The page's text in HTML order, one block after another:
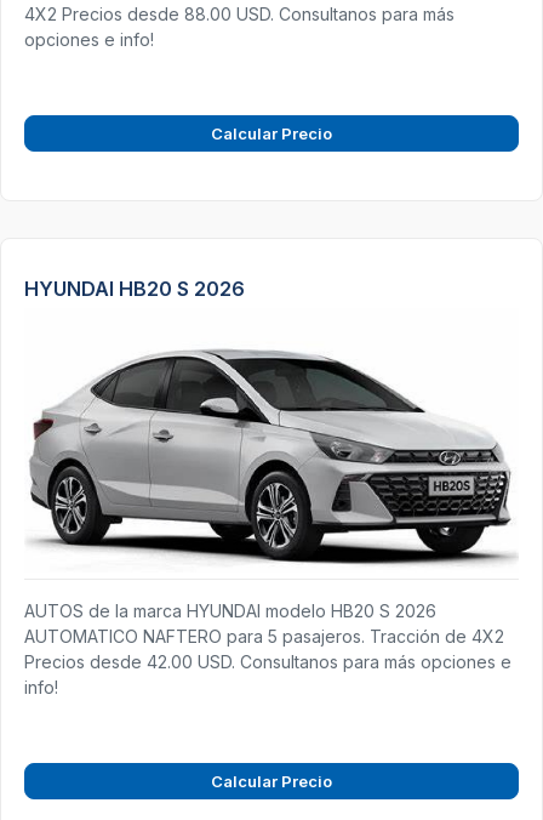
4X2 Precios desde 88.00 USD. Consultanos para más
opciones e info!
Calcular Precio
HYUNDAI HB20 S 2026
AUTOS de la marca HYUNDAI modelo HB20 S 2026
AUTOMATICO NAFTERO para 5 pasajeros. Tracción de 4X2
Precios desde 42.00 USD. Consultanos para más opciones e
info!
Calcular Precio